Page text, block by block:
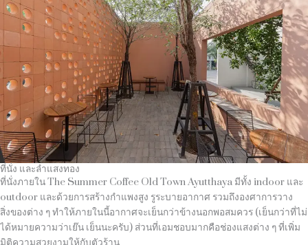
ที่นั่ง และลำแสงทอง
ที่นั่งภายใน The Summer Coffee Old Town Ayutthaya มีทั้ง indoor และ
outdoor และด้วยการสร้างกำแพงสูง รูระบายอากาศ รวมถึงองศาการวาง
สิ่งของต่าง ๆ ทำให้ภายในนี้อากาศจะเย็นกว่าข้างนอกพอสมควร (เย็นกว่าที่ไม่
ได้หมายความว่าเย๊น เย็นนะครับ) ส่วนที่เอมชอบมากคือช่องแสงต่าง ๆ ที่เพิ่ม